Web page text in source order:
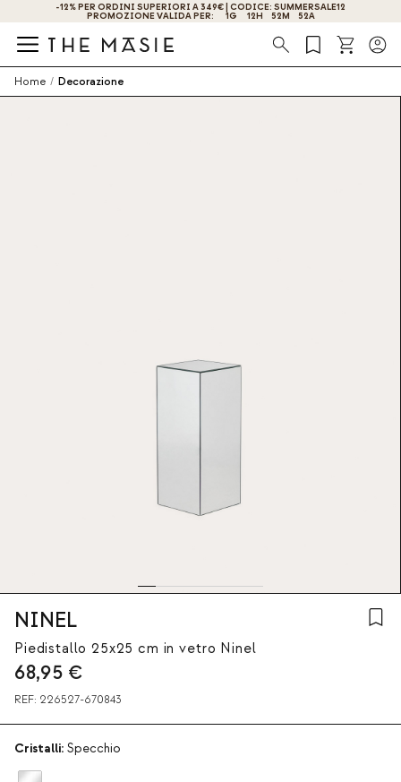
-12% PER ORDINI SUPERIORI A 349€ | CODICE: SUMMERSALE12
PROMOZIONE VALIDA PER: 1G 12H 52M 51A
OTTIENI IL -10% DI SCONTO ISCRIVENDOTI ORA!
Ricerca
Home / Decorazione
NINEL
Piedistallo 25x25 cm in vetro Ninel
68,95 €
REF: 226527-670843
Cristalli: Specchio